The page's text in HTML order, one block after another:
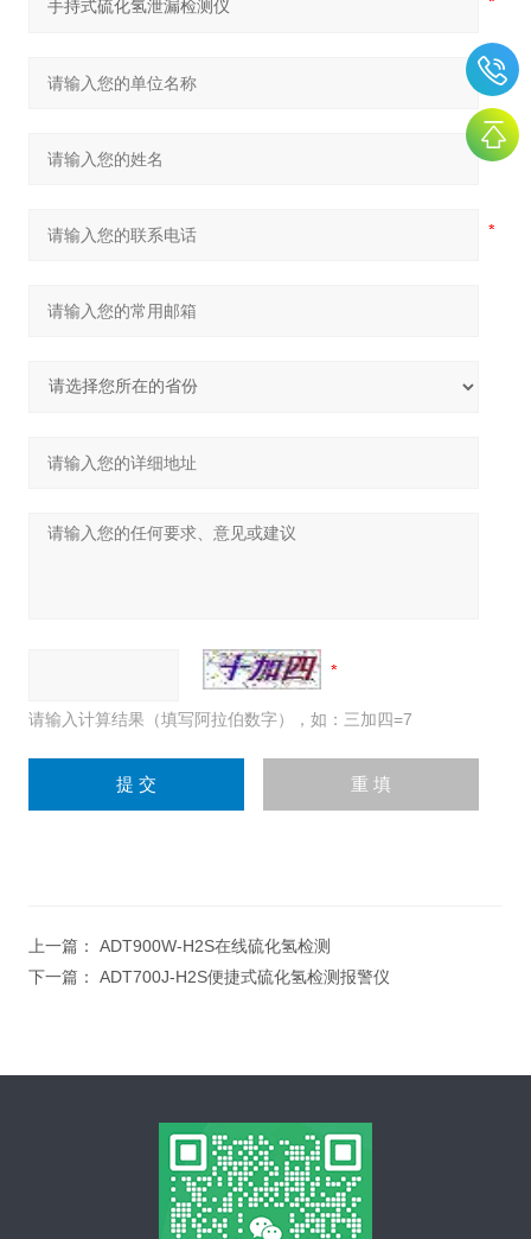
请输入计算结果（填写阿拉伯数字），如：三加四=7
上一篇： ADT900W-H2S在线硫化氢检测
下一篇： ADT700J-H2S便捷式硫化氢检测报警仪